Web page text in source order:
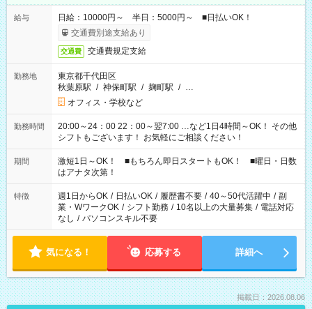
給与
日給：10000円～ 半日：5000円～ ■日払いOK！
交通費別途支給あり
交通費 交通費規定支給
勤務地
東京都千代田区
秋葉原駅 / 神保町駅 / 麹町駅 / …
オフィス・学校など
勤務時間
20:00～24：00 22：00～翌7:00 …など1日4時間～OK！ その他
シフトもございます！ お気軽にご相談ください！
期間
激短1日～OK！ ■もちろん即日スタートもOK！ ■曜日・日数
はアナタ次第！
特徴 週1日からOK / 日払いOK / 履歴書不要 / 40～50代活躍中 / 副
業・WワークOK / シフト勤務 / 10名以上の大量募集 / 電話対応
なし / パソコンスキル不要
気になる！ 応募する 詳細へ
掲載日：2026.08.06